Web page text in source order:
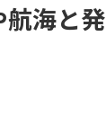
航海と発